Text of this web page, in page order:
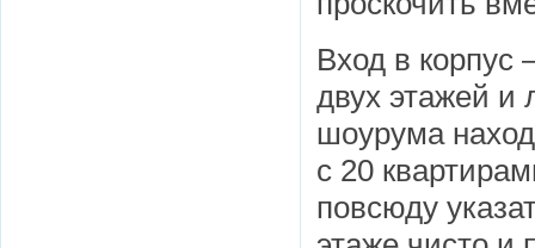
Вход в корпус
двух этажей
шоурума
с 20
повсюду